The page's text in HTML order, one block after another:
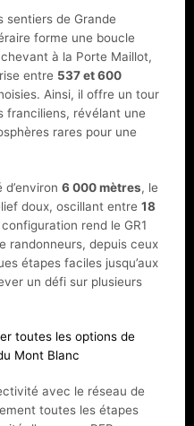
sentiers de Grande
forme une boucle
à la Porte Maillot,
entre 537 et 600
Ainsi, il offre un tour
franciliens, révélant une
rares pour une
6 000 mètres, le
doux, oscillant entre 18
rend le GR1
randonneurs, depuis ceux
étapes faciles jusqu’aux
un défi sur plusieurs
toutes les options de
Mont Blanc
avec le réseau de
toutes les étapes